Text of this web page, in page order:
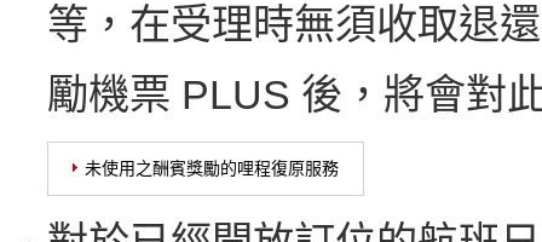
等，在受理時無須收取退
勵機票 PLUS 後，將會對
未使用之酬賓獎勵的哩程復原服務